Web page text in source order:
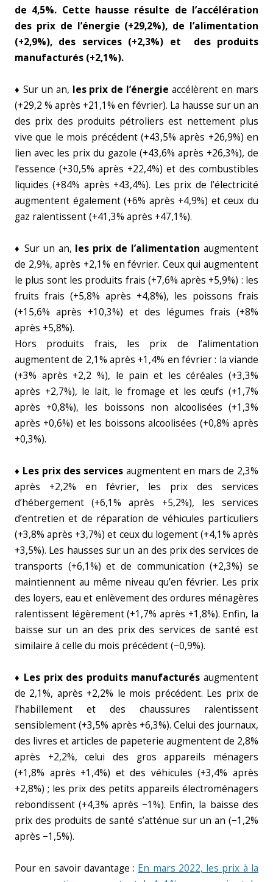
de 4,5%. Cette hausse résulte de l’accélération
des prix de l’énergie (+29,2%), de l’alimentation
(+2,9%), des services (+2,3%) et des produits
manufacturés (+2,1%).
♦ Sur un an, les prix de l’énergie accélèrent en mars
(+29,2 % après +21,1% en février). La hausse sur un an
des prix des produits pétroliers est nettement plus
vive que le mois précédent (+43,5% après +26,9%) en
lien avec les prix du gazole (+43,6% après +26,3%), de
l’essence (+30,5% après +22,4%) et des combustibles
liquides (+84% après +43,4%). Les prix de l’électricité
augmentent également (+6% après +4,9%) et ceux du
gaz ralentissent (+41,3% après +47,1%).
♦ Sur un an, les prix de l’alimentation augmentent
de 2,9%, après +2,1% en février. Ceux qui augmentent
le plus sont les produits frais (+7,6% après +5,9%) : les
fruits frais (+5,8% après +4,8%), les poissons frais
(+15,6% après +10,3%) et des légumes frais (+8%
après +5,8%).
Hors produits frais, les prix de l’alimentation
augmentent de 2,1% après +1,4% en février : la viande
(+3% après +2,2 %), le pain et les céréales (+3,3%
après +2,7%), le lait, le fromage et les œufs (+1,7%
après +0,8%), les boissons non alcoolisées (+1,3%
après +0,6%) et les boissons alcoolisées (+0,8% après
+0,3%).
♦ Les prix des services augmentent en mars de 2,3%
après +2,2% en février, les prix des services
d’hébergement (+6,1% après +5,2%), les services
d’entretien et de réparation de véhicules particuliers
(+3,8% après +3,7%) et ceux du logement (+4,1% après
+3,5%). Les hausses sur un an des prix des services de
transports (+6,1%) et de communication (+2,3%) se
maintiennent au même niveau qu’en février. Les prix
des loyers, eau et enlèvement des ordures ménagères
ralentissent légèrement (+1,7% après +1,8%). Enfin, la
baisse sur un an des prix des services de santé est
similaire à celle du mois précédent (−0,9%).
♦ Les prix des produits manufacturés augmentent
de 2,1%, après +2,2% le mois précédent. Les prix de
l’habillement et des chaussures ralentissent
sensiblement (+3,5% après +6,3%). Celui des journaux,
des livres et articles de papeterie augmentent de 2,8%
après +2,2%, celui des gros appareils ménagers
(+1,8% après +1,4%) et des véhicules (+3,4% après
+2,8%) ; les prix des petits appareils électroménagers
rebondissent (+4,3% après −1%). Enfin, la baisse des
prix des produits de santé s’atténue sur un an (−1,2%
après −1,5%).
Pour en savoir davantage : En mars 2022, les prix à la